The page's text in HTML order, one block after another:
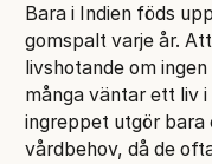
Bara i Indien föds
gomspalt varje år.
livshotande om
många väntar ett liv
ingreppet utgör bara
vårdbehov, då de